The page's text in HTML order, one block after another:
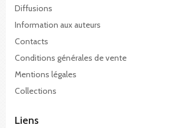
Diffusions
Information aux auteurs
Contacts
Conditions générales de vente
Mentions légales
Collections
Liens